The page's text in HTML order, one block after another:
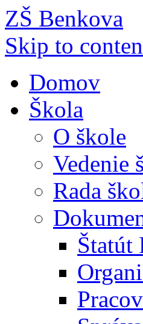
ZŠ Benkova
Skip to
Domov
Škola
O škole
Vedenie
Rada
Štatút